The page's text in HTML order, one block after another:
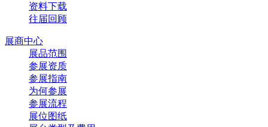
资料下载
往届回顾
展商中心
展品范围
参展资质
参展指南
为何参展
参展流程
展位图纸